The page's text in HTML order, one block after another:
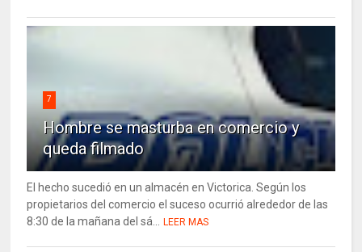
7
Hombre se masturba en comercio y
queda filmado
El hecho sucedió en un almacén en Victorica. Según los
propietarios del comercio el suceso ocurrió alrededor de las
8:30 de la mañana del sá... LEER MAS